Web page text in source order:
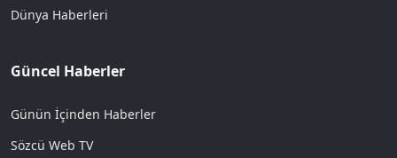
Dünya Haberleri
Güncel Haberler
Günün İçinden Haberler
Sözcü Web TV